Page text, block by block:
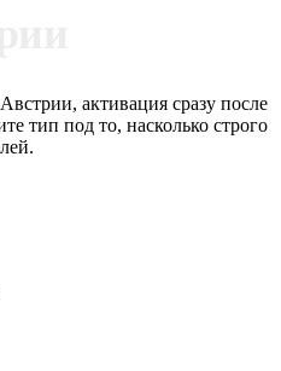
активация сразу после
тип под то, насколько строго